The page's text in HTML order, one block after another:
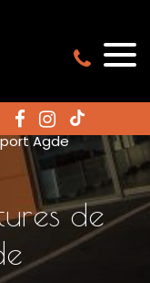
de sport
Agde
de